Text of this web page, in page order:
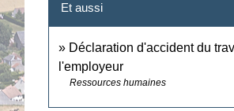
Et aussi
Déclaration d'accident du
l'employeur
Ressources humaines